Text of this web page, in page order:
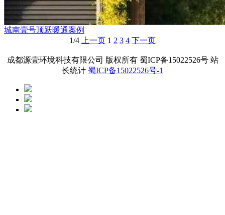
城南壹号顶跃暖通案例
1/4
上一页 1 2 3 4 下一页
成都源壹环境科技有限公司 版权所有 蜀ICP备15022526号 站
长统计 蜀ICP备15022526号-1